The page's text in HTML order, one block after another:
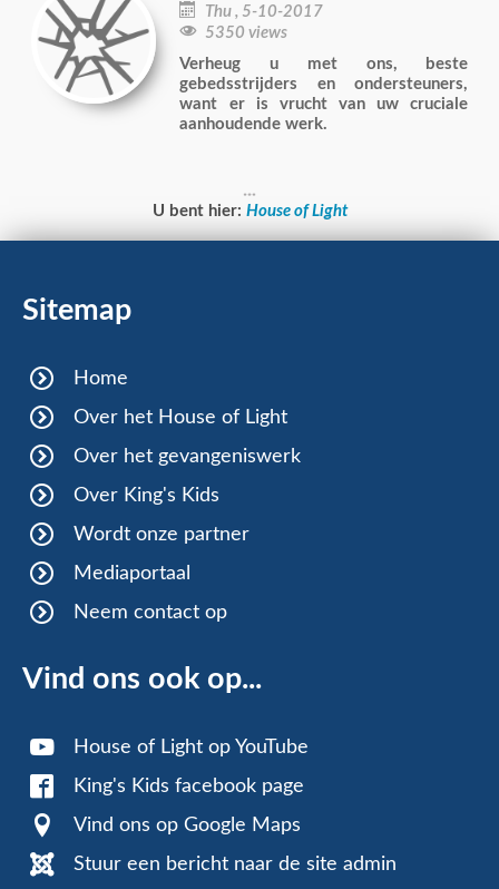
 Thu , 5-10-2017
 5350 views
Verheug u met ons, beste
gebedsstrijders en ondersteuners,
want er is vrucht van uw cruciale
aanhoudende werk.
U bent hier: House of Light
Sitemap
Home
Over het House of Light
Over het gevangeniswerk
Over King's Kids
Wordt onze partner
Mediaportaal
Neem contact op
Vind ons ook op...
House of Light op YouTube
King's Kids facebook page
Vind ons op Google Maps
Stuur een bericht naar de site admin